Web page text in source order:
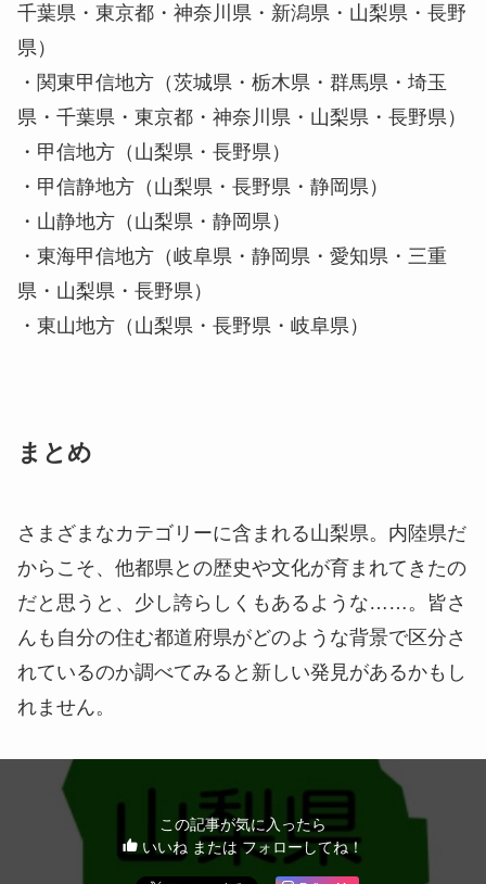
千葉県・東京都・神奈川県・新潟県・山梨県・長野
県）
・関東甲信地方（茨城県・栃木県・群馬県・埼玉
県・千葉県・東京都・神奈川県・山梨県・長野県）
・甲信地方（山梨県・長野県）
・甲信静地方（山梨県・長野県・静岡県）
・山静地方（山梨県・静岡県）
・東海甲信地方（岐阜県・静岡県・愛知県・三重
県・山梨県・長野県）
・東山地方（山梨県・長野県・岐阜県）
まとめ
さまざまなカテゴリーに含まれる山梨県。内陸県だ
からこそ、他都県との歴史や文化が育まれてきたの
だと思うと、少し誇らしくもあるような……。皆さ
んも自分の住む都道府県がどのような背景で区分さ
れているのか調べてみると新しい発見があるかもし
れません。
この記事が気に入ったら
いいね または フォローしてね！